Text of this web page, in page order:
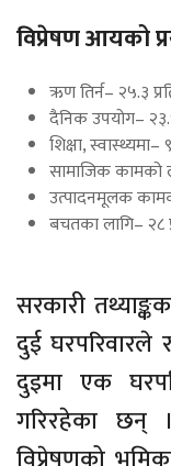
विप्रेषण आयको
ऋण तिर्न– २५.३
दैनिक उपयोग–
शिक्षा, स्वास्थ्यमा–
सामाजिक कामको
उत्पादनमूलक
बचतका लागि– २८
-स्रोत
सरकारी
दुई घरपरिवारले
दुइमा एक
गरिरहेका छन्